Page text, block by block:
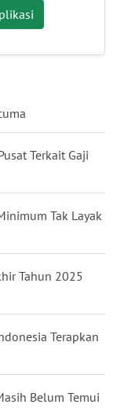
Terkait Gaji
Tak Layak
Tahun 2025
Terapkan
Belum Temui